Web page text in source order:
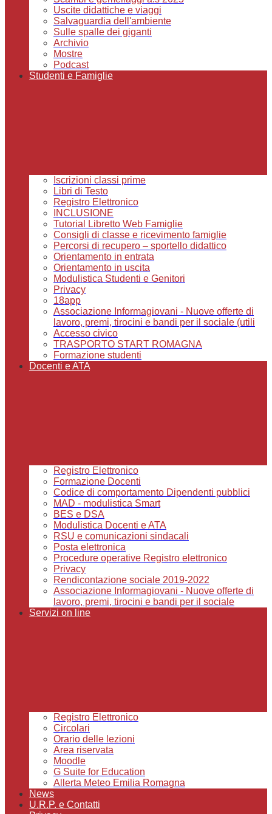
Uscite didattiche e viaggi
Salvaguardia dell'ambiente
Sulle spalle dei giganti
Archivio
Mostre
Podcast
Studenti e Famiglie
Iscrizioni classi prime
Libri di Testo
Registro Elettronico
INCLUSIONE
Tutorial Libretto Web Famiglie
Consigli di classe e ricevimento famiglie
Percorsi di recupero – sportello didattico
Orientamento in entrata
Orientamento in uscita
Modulistica Studenti e Genitori
Privacy
18app
Associazione Informagiovani - Nuove offerte di
lavoro, premi, tirocini e bandi per il sociale (utili
Accesso civico
TRASPORTO START ROMAGNA
Formazione studenti
Docenti e ATA
Registro Elettronico
Formazione Docenti
Codice di comportamento Dipendenti pubblici
MAD - modulistica Smart
BES e DSA
Modulistica Docenti e ATA
RSU e comunicazioni sindacali
Posta elettronica
Procedure operative Registro elettronico
Privacy
Rendicontazione sociale 2019-2022
Associazione Informagiovani - Nuove offerte di
lavoro, premi, tirocini e bandi per il sociale
Servizi on line
Registro Elettronico
Circolari
Orario delle lezioni
Area riservata
Moodle
G Suite for Education
Allerta Meteo Emilia Romagna
News
U.R.P. e Contatti